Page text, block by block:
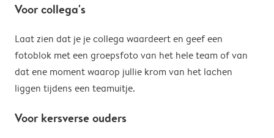
Voor collega's
Laat zien dat je je collega waardeert en geef een
fotoblok met een groepsfoto van het hele team of van
dat ene moment waarop jullie krom van het lachen
liggen tijdens een teamuitje.
Voor kersverse ouders